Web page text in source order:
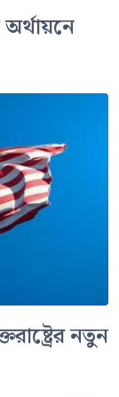
নতুন